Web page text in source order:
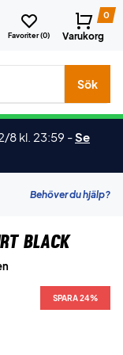
Favoriter (0)
0
Varukorg
Sök
8 kl. 23:59 -Se
Behöver du hjälp?
Black
SPARA 24%
SPARA 24%
SPARA 24%
SPARA 24%
SPARA 24%